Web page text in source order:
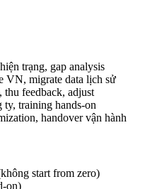
trạng, gap analysis
VN, migrate data lịch sử
thu feedback, adjust
ty, training hands-on
handover vận hành
start from zero)
on)